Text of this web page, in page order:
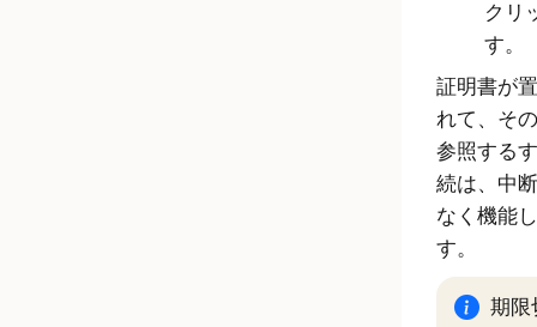
クリ
す。
証明書が
れて、そ
参照する
続は、中
なく機能
す。
期限